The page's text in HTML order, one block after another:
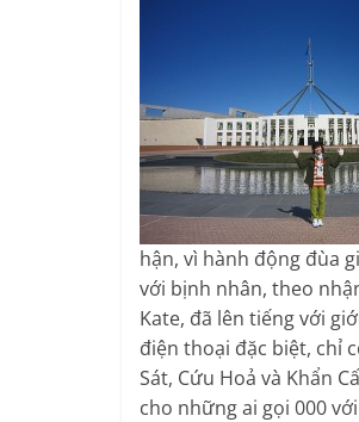
hận, vì hành động đùa
với bịnh nhân, theo
Kate, đã lên tiếng với
điện thoại đặc biệt, chỉ
Sát, Cứu Hoả và Khẩn
cho những ai gọi 000